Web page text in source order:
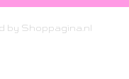
by Shoppagina.nl